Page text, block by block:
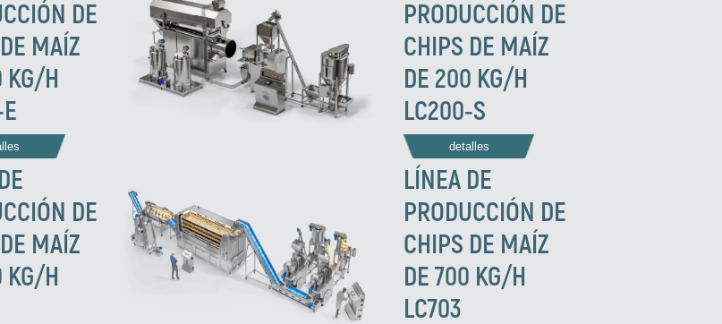
DE
MAÍZ
KG/H
PRODUCCIÓN DE
CHIPS DE MAÍZ
DE 200 KG/H
LC200-S
detalles
DE
MAÍZ
KG/H
LÍNEA DE
PRODUCCIÓN DE
CHIPS DE MAÍZ
DE 700 KG/H
LC703